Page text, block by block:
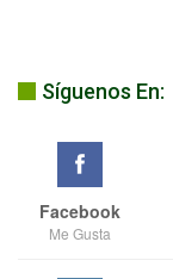
Síguenos En:
Facebook
Me Gusta